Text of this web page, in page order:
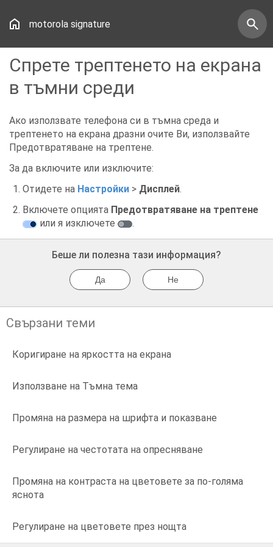
motorola signature
Спрете трептенето на екрана
в тъмни среди
Ако използвате телефона си в тъмна среда и
трептенето на екрана дразни очите Ви, използвайте
Предотвратяване на трептене.
За да включите или изключите:
Отидете на Настройки > Дисплей.
Включете опцията Предотвратяване на трептене
или я изключете
.
Беше ли полезна тази информация?
Да Не
Свързани теми
Коригиране на яркостта на екрана
Използване на Тъмна тема
Промяна на размера на шрифта и показване
Регулиране на честотата на опресняване
Промяна на контраста на цветовете за по-голяма
яснота
Регулиране на цветовете през нощта